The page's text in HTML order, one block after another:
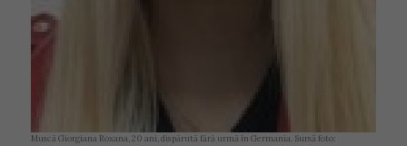
Muscă Giorgiana Roxana, 20 ani, dispărută fără urmă în Germania. Sursă foto: